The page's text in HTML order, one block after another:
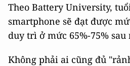
Theo Battery University,
smartphone sẽ đạt được
duy trì ở mức 65%-75%
Không phải ai cũng đủ